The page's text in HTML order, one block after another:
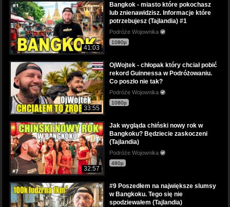
41:03
Bangkok - miasto które pokochasz
lub znienawidzisz. Informacje które
potrzebujesz (Tajlandia) #1
Podróże Wojownika
1080p
33:55
OjWojtek - chłopak który chciał pobić
rekord Guinnessa w Podróżowaniu.
Co poszło nie tak?
Podróże Wojownika
1080p
32:57
Jak wygląda chiński nowy rok w
Bangkoku? Będziecie zaskoczeni
(Tajlandia)
Podróże Wojownika
480p
#9 Poszedłem na największe slumsy
w Bangkoku. Tego się nie
spodziewałem (Tajlandia)